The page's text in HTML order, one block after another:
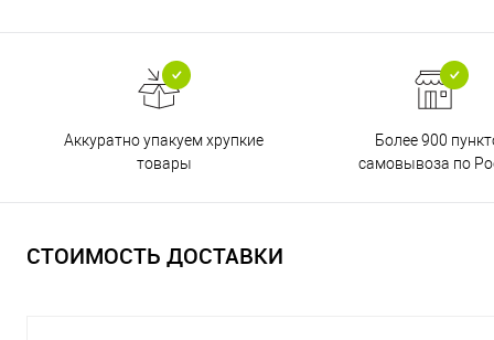
Аккуратно упакуем хрупкие
товары
Более 900
самовывоза по
СТОИМОСТЬ ДОСТАВКИ